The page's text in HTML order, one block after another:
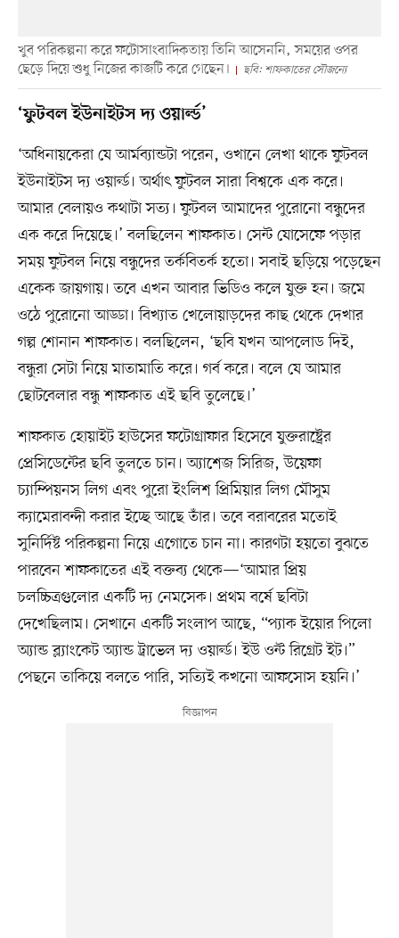
খুব পরিকল্পনা করে ফটোসাংবাদিকতায় তিনি আসেননি, সময়ের ওপর
ছেড়ে দিয়ে শুধু নিজের কাজটি করে গেছেন।
ছবি: শাফকাতের সৌজন্যে
‘ফুটবল ইউনাইটস দ্য ওয়ার্ল্ড’
‘অধিনায়কেরা যে আর্মব্যান্ডটা পরেন, ওখানে লেখা থাকে ফুটবল
ইউনাইটস দ্য ওয়ার্ল্ড। অর্থাৎ ফুটবল সারা বিশ্বকে এক করে।
আমার বেলায়ও কথাটা সত্য। ফুটবল আমাদের পুরোনো বন্ধুদের
এক করে দিয়েছে।’ বলছিলেন শাফকাত। সেন্ট যোসেফে পড়ার
সময় ফুটবল নিয়ে বন্ধুদের তর্কবিতর্ক হতো। সবাই ছড়িয়ে পড়েছেন
একেক জায়গায়। তবে এখন আবার ভিডিও কলে যুক্ত হন। জমে
ওঠে পুরোনো আড্ডা। বিখ্যাত খেলোয়াড়দের কাছ থেকে দেখার
গল্প শোনান শাফকাত। বলছিলেন, ‘ছবি যখন আপলোড দিই,
বন্ধুরা সেটা নিয়ে মাতামাতি করে। গর্ব করে। বলে যে আমার
ছোটবেলার বন্ধু শাফকাত এই ছবি তুলেছে।’
শাফকাত হোয়াইট হাউসের ফটোগ্রাফার হিসেবে যুক্তরাষ্ট্রের
প্রেসিডেন্টের ছবি তুলতে চান। অ্যাশেজ সিরিজ, উয়েফা
চ্যাম্পিয়নস লিগ এবং পুরো ইংলিশ প্রিমিয়ার লিগ মৌসুম
ক্যামেরাবন্দী করার ইচ্ছে আছে তাঁর। তবে বরাবরের মতোই
সুনির্দিষ্ট পরিকল্পনা নিয়ে এগোতে চান না। কারণটা হয়তো বুঝতে
পারবেন শাফকাতের এই বক্তব্য থেকে—‘আমার প্রিয়
চলচ্চিত্রগুলোর একটি দ্য নেমসেক। প্রথম বর্ষে ছবিটা
দেখেছিলাম। সেখানে একটি সংলাপ আছে, “প্যাক ইয়োর পিলো
অ্যান্ড ব্ল্যাংকেট অ্যান্ড ট্রাভেল দ্য ওয়ার্ল্ড। ইউ ওন্ট রিগ্রেট ইট।”
পেছনে তাকিয়ে বলতে পারি, সত্যিই কখনো আফসোস হয়নি।’